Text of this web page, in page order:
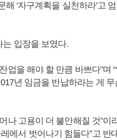
‘자구계획을 실천하라’고
입장을 보였다.
을 해야 할 만큼 바쁘다”며
년 임금을 반납하라는 게 무
나 고용이 더 불안해질 것”이
에서 벗어나기 힘들다”고 반